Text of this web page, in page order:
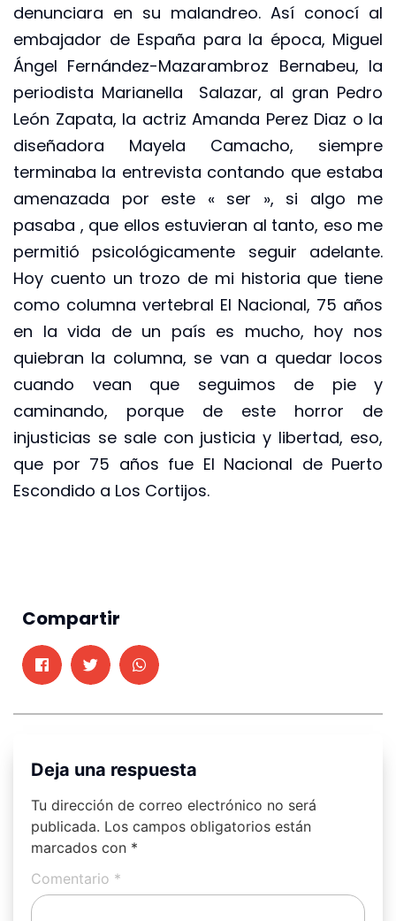
denunciara en su malandreo. Así conocí al
embajador de España para la época, Miguel
Ángel Fernández-Mazarambroz Bernabeu, la
periodista Marianella Salazar, al gran Pedro
León Zapata, la actriz Amanda Perez Diaz o la
diseñadora Mayela Camacho, siempre
terminaba la entrevista contando que estaba
amenazada por este « ser », si algo me
pasaba , que ellos estuvieran al tanto, eso me
permitió psicológicamente seguir adelante.
Hoy cuento un trozo de mi historia que tiene
como columna vertebral El Nacional, 75 años
en la vida de un país es mucho, hoy nos
quiebran la columna, se van a quedar locos
cuando vean que seguimos de pie y
caminando, porque de este horror de
injusticias se sale con justicia y libertad, eso,
que por 75 años fue El Nacional de Puerto
Escondido a Los Cortijos.
Compartir
Deja una respuesta
Tu dirección de correo electrónico no será
publicada. Los campos obligatorios están
marcados con *
Comentario *